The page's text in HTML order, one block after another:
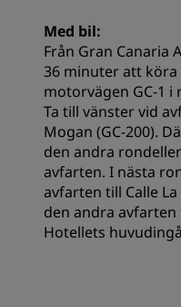
Med bil:
Från Gran Canaria
36 minuter att köra
motorvägen GC-1
Ta till vänster vid
Mogan (GC-200).
den andra
avfarten. I nästa
avfarten till Calle
den andra
Hotellets